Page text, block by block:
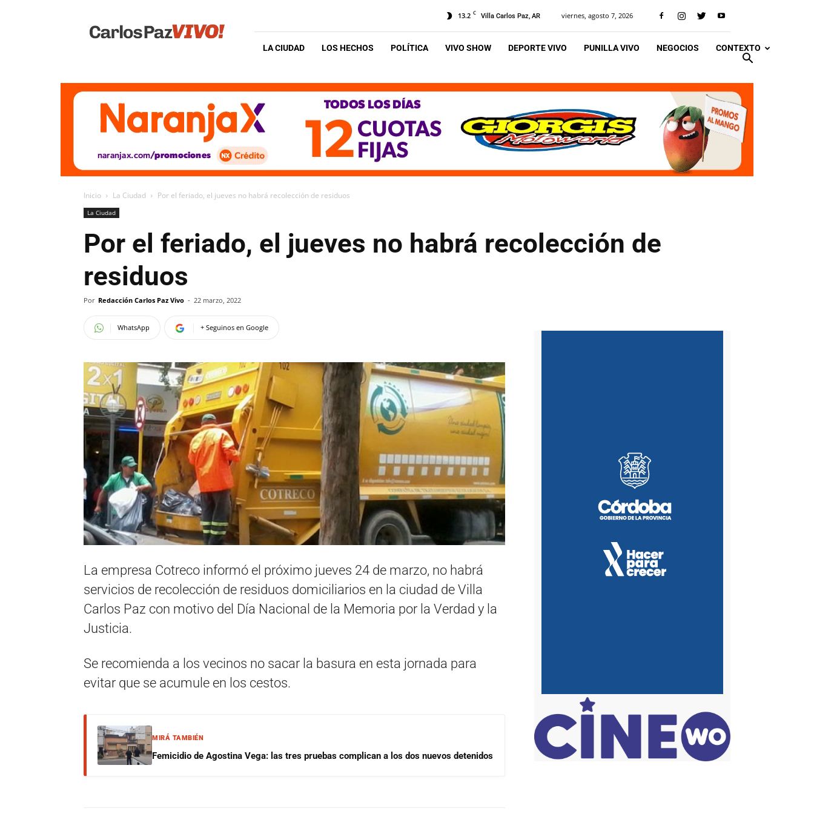
Vivo
13.2 C Villa Carlos Paz, AR viernes, agosto 7, 2026
LA CIUDAD LOS HECHOS POLÍTICA VIVO SHOW DEPORTE VIVO PUNILLA VIVO NEGOCIOS CONTEXTO
Inicio La Ciudad Por el feriado, el jueves no habrá recolección de residuos
La Ciudad
Por el feriado, el jueves no habrá recolección de
residuos
Por Redacción Carlos Paz Vivo - 22 marzo, 2022
WhatsApp + Seguinos en Google
La empresa Cotreco informó el próximo jueves 24 de marzo, no habrá
servicios de recolección de residuos domiciliarios en la ciudad de Villa
Carlos Paz con motivo del Día Nacional de la Memoria por la Verdad y la
Justicia.
Se recomienda a los vecinos no sacar la basura en esta jornada para
evitar que se acumule en los cestos.
MIRÁ TAMBIÉN
Femicidio de Agostina Vega: las tres pruebas complican a los dos nuevos detenidos